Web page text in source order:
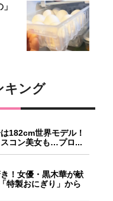
キング
182cm世界モデル！
コン美女も…プロ...
！女優・黒木華が献
特製おにぎり」から